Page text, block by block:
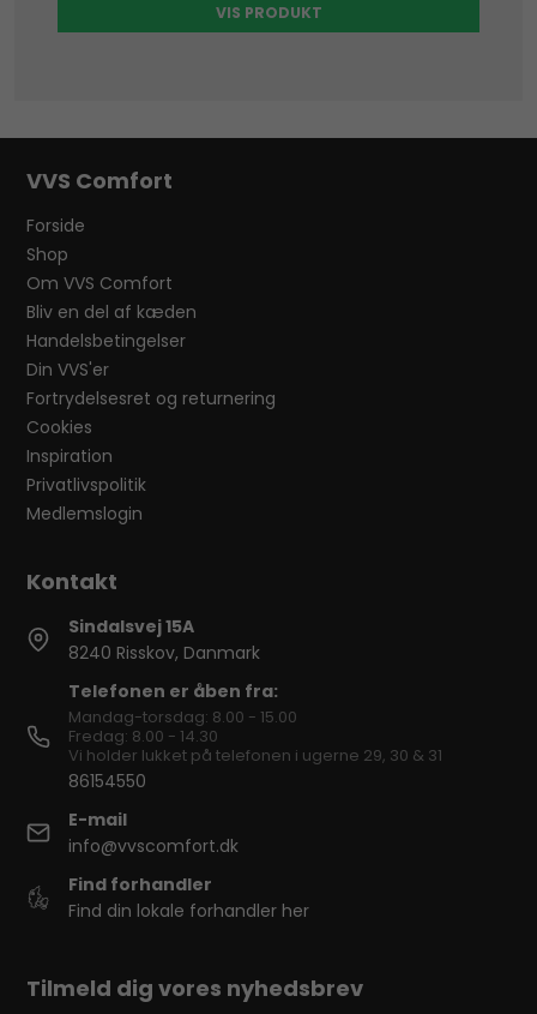
VIS PRODUKT
VVS Comfort
Forside
Shop
Om VVS Comfort
Bliv en del af kæden
Handelsbetingelser
Din VVS'er
Fortrydelsesret og returnering
Cookies
Inspiration
Privatlivspolitik
Medlemslogin
Sindalsvej 15A
8240 Risskov, Danmark
Telefonen er åben fra:
Mandag-torsdag: 8.00 - 15.00
Fredag: 8.00 - 14.30
Vi holder lukket på telefonen i ugerne 29, 30 & 31
86154550
E-mail
info@vvscomfort.dk
Find forhandler
Find din lokale forhandler her
Tilmeld dig vores nyhedsbrev